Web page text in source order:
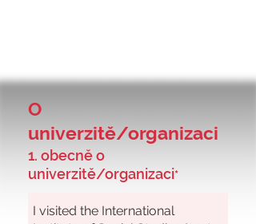
O
univerzitě/organizaci
1. obecně o
univerzitě/organizaci*